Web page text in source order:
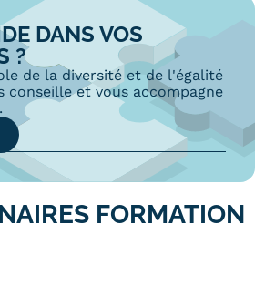
DANS VOS
?
de la diversité et de l'égalité
conseille et vous accompagne
FORMATION